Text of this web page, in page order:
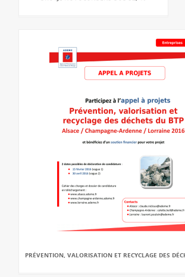
PRÉVENTION, VALORISATION ET RECYCLAGE DES